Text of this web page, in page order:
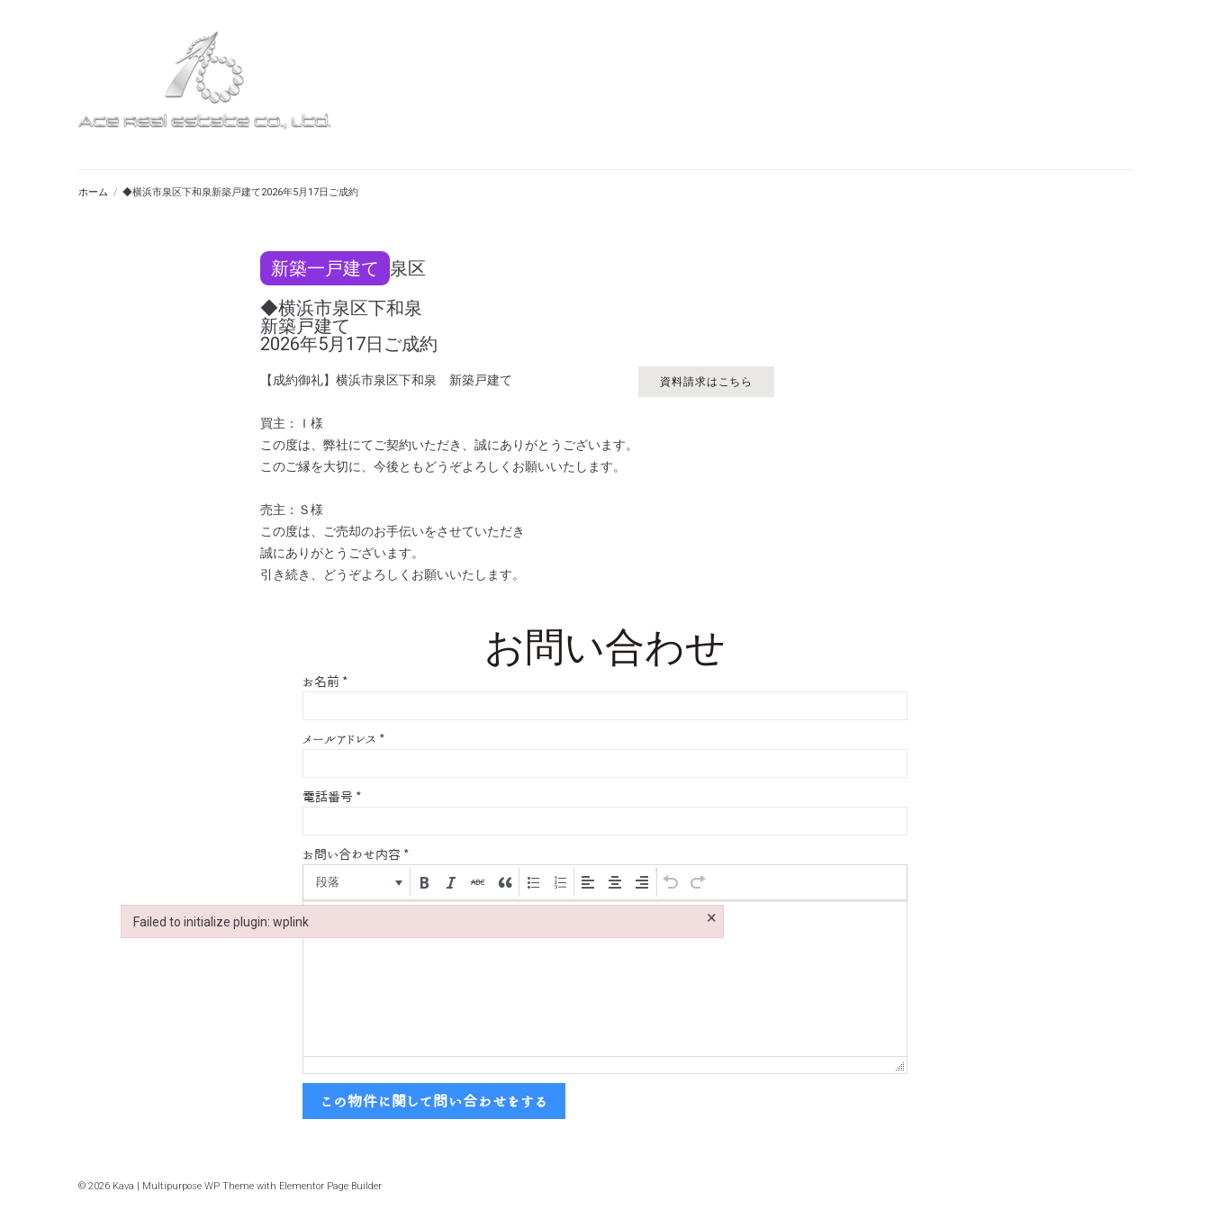
ホーム / ◆横浜市泉区下和泉新築戸建て2026年5月17日ご成約
新築一戸建て
泉区
◆横浜市泉区下和泉
新築戸建て
2026年5月17日ご成約
【成約御礼】横浜市泉区下和泉 新築戸建て
買主：Ｉ様
この度は、弊社にてご契約いただき、誠にありがとうございます。
このご縁を大切に、今後ともどうぞよろしくお願いいたします。
売主：Ｓ様
この度は、ご売却のお手伝いをさせていただき
誠にありがとうございます。
引き続き、どうぞよろしくお願いいたします。
資料請求はこちら
お問い合わせ
お名前 *
メールアドレス *
電話番号 *
お問い合わせ内容 *
段落
この物件に関して問い合わせをする
© 2026 Kava | Multipurpose WP Theme with Elementor Page Builder
Failed to initialize plugin: wplink ×
Failed to initialize plugin: wplink